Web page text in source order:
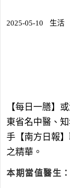
2025-05-10 生活
【每日一膳】
東省名中醫、
手【南方日報
之精華。
本期當值醫生：